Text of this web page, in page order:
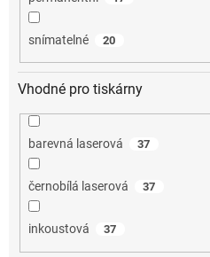
snímatelné 20
Vhodné pro tiskárny
barevná laserová 37
černobílá laserová 37
inkoustová 37